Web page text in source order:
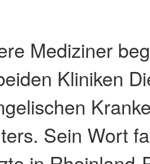
Mediziner
Kliniken
Sein Wort